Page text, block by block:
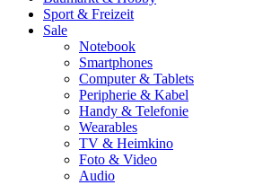
Sport & Freizeit
Sale
Notebook
Smartphones
Computer & Tablets
Peripherie & Kabel
Handy & Telefonie
Wearables
TV & Heimkino
Foto & Video
Audio